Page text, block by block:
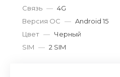
об оплате Плайтом
Связь — 4G
Версия ОС — Android 15
Цвет — Черный
SIM — 2 SIM